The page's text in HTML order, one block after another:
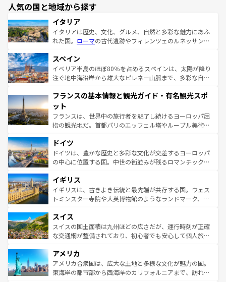
人気の国と地域から探す
イタリア
イタリアは歴史、文化、グルメ、自然と多彩な魅力にあふ
れた国。 ローマの古代遺跡やフィレンツェのルネッサンス
ろん、トスカーナの美しい田園風景やアマルフィ海岸の絶
景など、自然景観も見逃せない。観光の合間には、本場の
ピザやパスタなど、絶品のイタリア料理を堪能することも
ませてくれるイタリアで、忘れられない旅をしてみよう！
なお、新着のイタリア情報は
しい。
スペイン
イベリア半島のほぼ80％を占めるスペインは、太陽が降り
注ぐ地中海沿岸から雄大なピレネー山脈まで、多彩な自然
文化が根付くこの国では、情熱的なフラメンコ、熱気あふ
れる闘牛、そして美味しいタパスが生活の一部となってい
る。首都マドリードの洗練された雰囲気や、バルセロナの
アートに溢れた街角から、地方では古代ローマ遺跡や中世
せる。地方によって風土や気候が異なるスペインはその個
性で訪れる人を魅了する。 なお、新着のスペイン情報は コ
ンテンツ一覧を参照してほしい。
フランスの基本情報と観光ガイド・有名観光スポ
ット
フランスは、世界中の旅行者を魅了し続けるヨーロッパ屈
指の観光地だ。首都パリのエッフェル塔やルーブル美術館
で、幅広い魅力が詰まっている。華麗な宮殿、歴史的な大
聖堂、美しいビーチ、そして豊かな自然が、訪れる者を心
から魅了する。また、フランスは美食の国としても知ら
いる。シャンパンの発祥地であるランス、プロヴァンスの
香り高いラベンダー畑など、多彩な楽しみ方が可能だ。さ
らに、パリ以外の地域にも魅力が溢れており、どの街角に
れる地方に足を運ぶとそれぞれで全く異なる文化を体験で
きるだろう。 なお、新着のフランス情報はコンテンツ一覧
を参照してほしい。
ドイツ
ドイツは、豊かな歴史と多彩な文化が交差するヨーロッパ
の中心に位置する国。中世の街並みが残るロマンチック街
顔を持つこの国は、どこを歩いても飽きることがない。ベ
ルリンの文化的活気、バイエルン州のアルプスの絶景、そ
してライン川沿いのワイン畑といった風景は必見。ビール
は、お酒好きな人にはぜひ体験してほしい。 なお、新着の
ドイツ情報はコンテンツ一覧を参照してほしい。
イギリス
イギリスは、古きよき伝統と最先端が共存する国。ウェス
トミンスター寺院や大英博物館のようなランドマーク、歴
リアごとに異なる魅力がある。また、優雅なアフタヌーン
ティー、ビール好きにはたまらない英国パブ、サッカー観
戦など、本場だからこそできる体験も豊富。イギリスを旅
ンツ一覧を参照してほしい。
スイス
スイスの国土面積は九州ほどの広さだが、運行時刻が正確
な交通網が整備されており、初心者でも安心して個人旅行
の建物がそのまま残る町や、スイスならではのユニークな
博物館もあり、アルプス観光だけでなく町歩きも満喫する
ことができる。国民の所得が高いため物価も高いが、旅行
アメリカ
アメリカ合衆国は、広大な土地と多様な文化が魅力の国。
東海岸の都市部から西海岸のカリフォルニアまで、訪れる